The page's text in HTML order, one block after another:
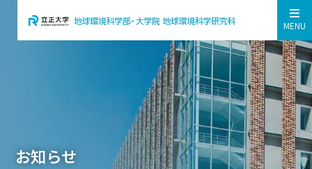
MENU
お知らせ